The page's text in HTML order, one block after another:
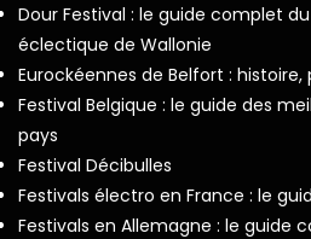
Dour Festival : le guide complet
éclectique de Wallonie
Eurockéennes de Belfort :
Festival Belgique : le guide des
pays
Festival Décibulles
Festivals électro en France : le
Festivals en Allemagne : le guide